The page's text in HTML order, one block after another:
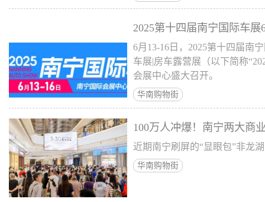
2025第十四届南宁国际车展
6月13-16日，2025第十四届南
车展|房车露营展（以下简称
会展中心盛大召开。
华南购物街
100万人冲爆！南宁两大商
近期南宁刷屏的“显眼包”非龙
华南购物街